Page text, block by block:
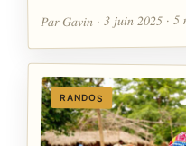
Par Gavin · 3 juin 2025 · 5
RANDOS